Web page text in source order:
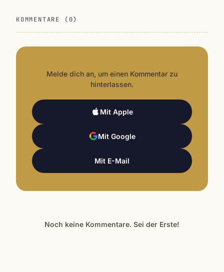
KOMMENTARE (0)
Melde dich an, um einen Kommentar zu
hinterlassen.
Mit Apple
Mit Google
Mit E-Mail
Noch keine Kommentare. Sei der Erste!